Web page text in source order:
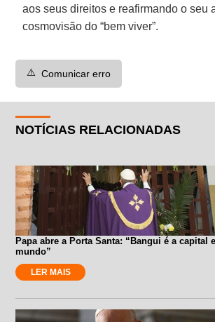
aos seus direitos e reafirmando o seu
cosmovisão do “bem viver”.
⚠️ Comunicar erro
NOTÍCIAS RELACIONADAS
Papa abre a Porta Santa: “Bangui é a capital
mundo”
LER MAIS